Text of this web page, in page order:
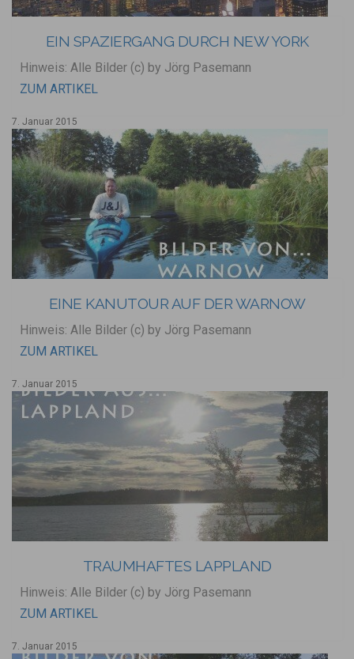
EIN SPAZIERGANG DURCH NEW YORK
Hinweis: Alle Bilder (c) by Jörg Pasemann
ZUM ARTIKEL
7. Januar 2015
EINE KANUTOUR AUF DER WARNOW
Hinweis: Alle Bilder (c) by Jörg Pasemann
ZUM ARTIKEL
7. Januar 2015
TRAUMHAFTES LAPPLAND
Hinweis: Alle Bilder (c) by Jörg Pasemann
ZUM ARTIKEL
7. Januar 2015